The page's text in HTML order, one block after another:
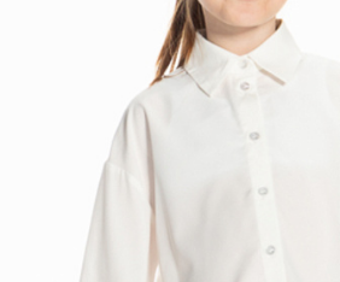
Добавляйте товары
в корзину
Оплачивайте сегодня только